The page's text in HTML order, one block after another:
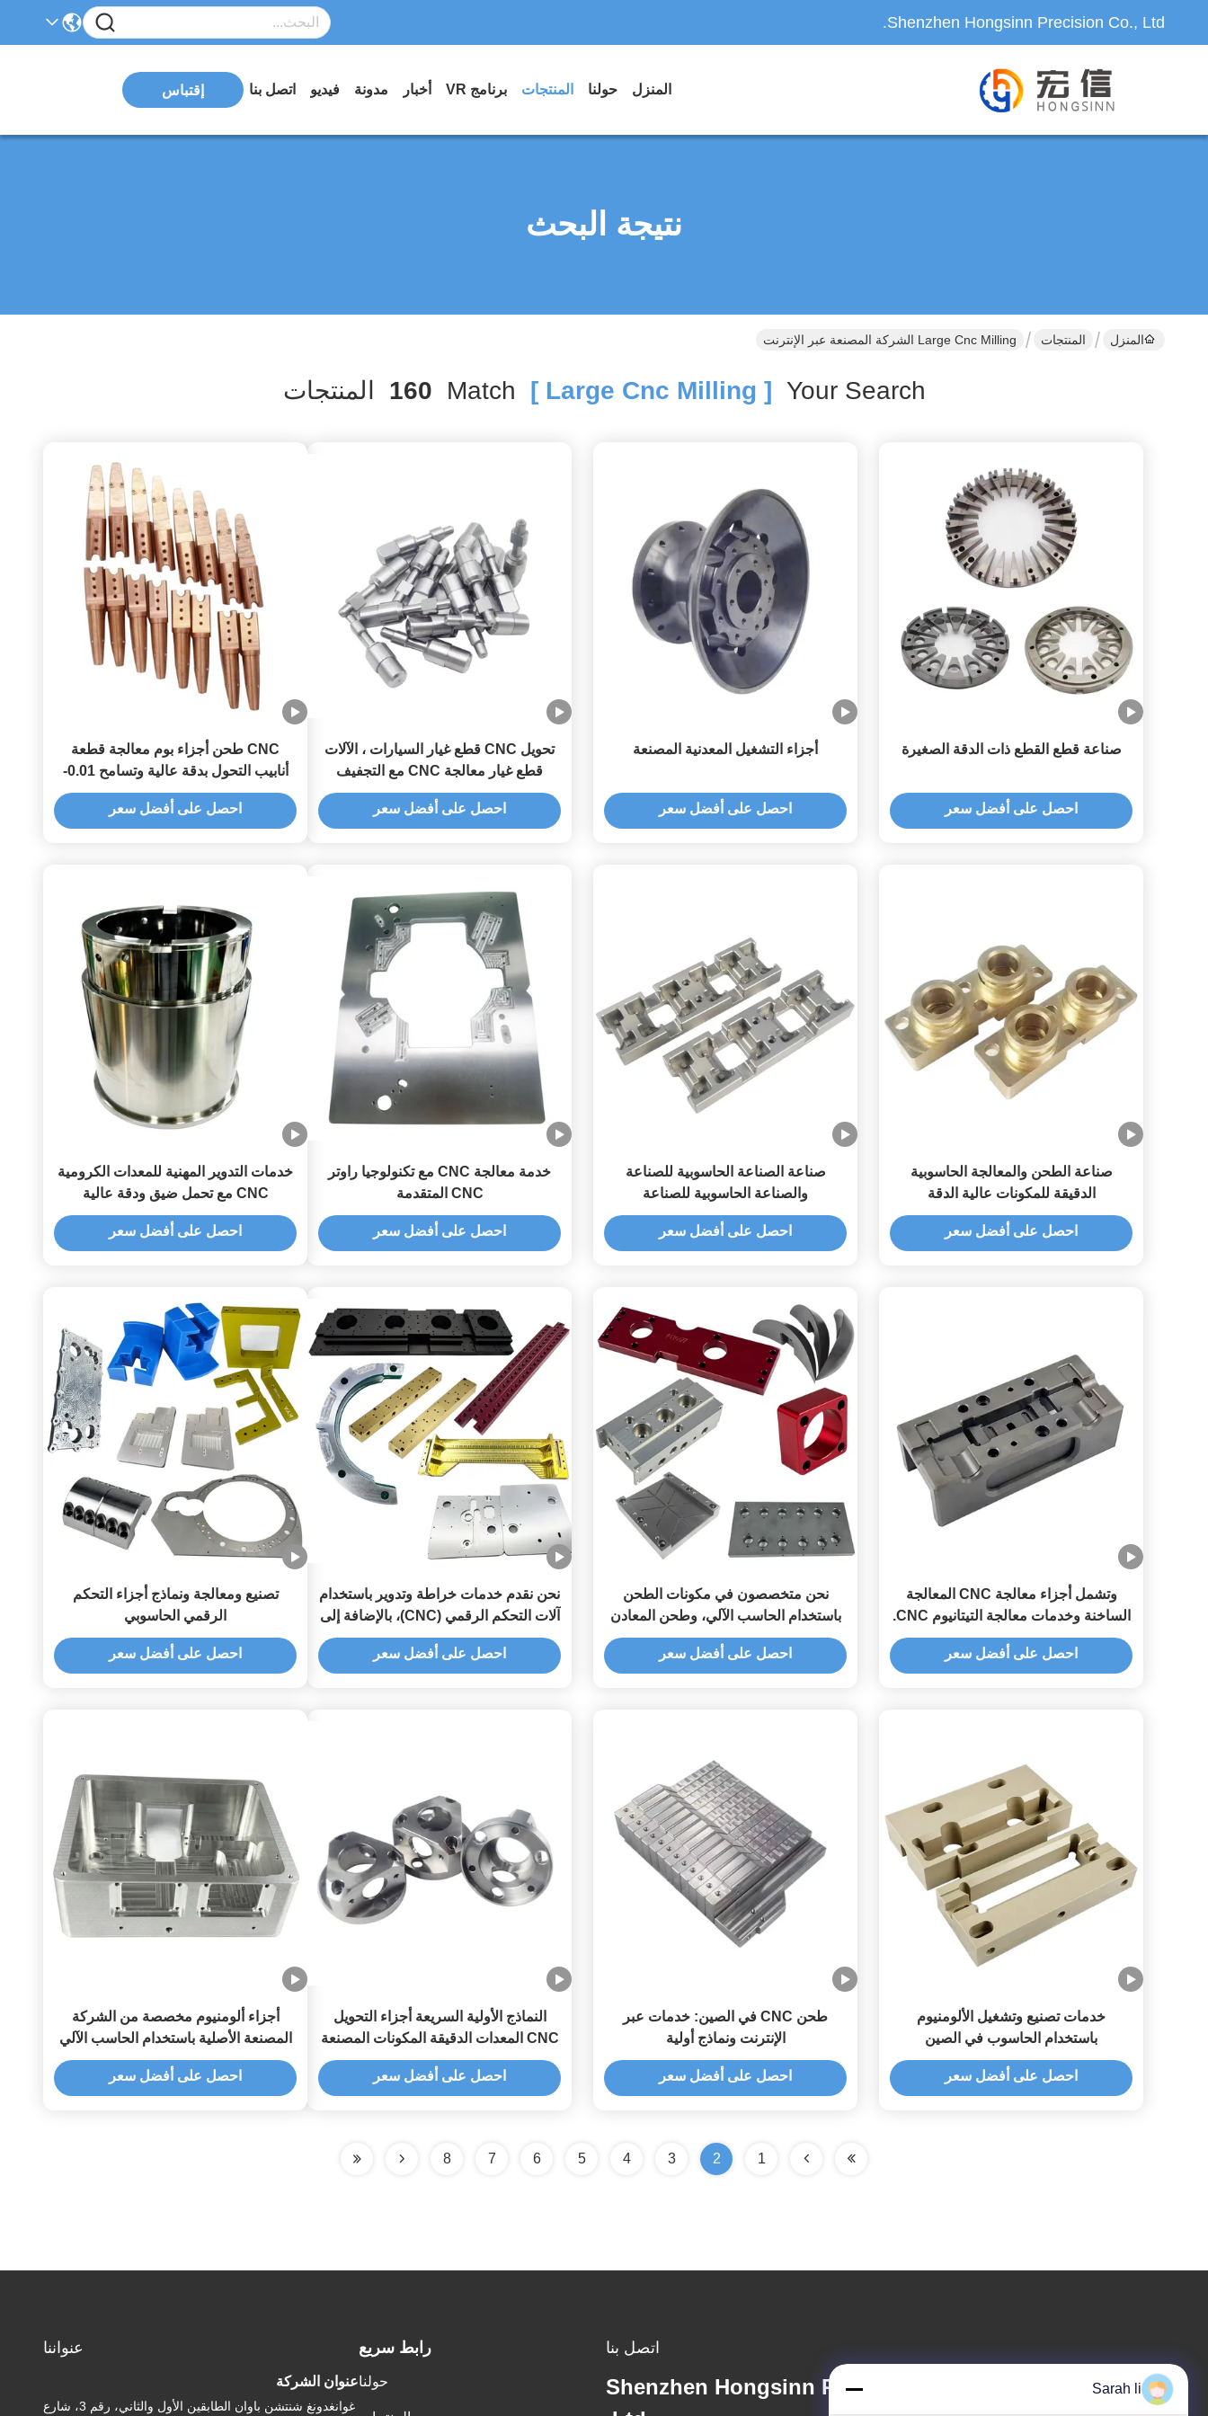
Shenzhen Hongsinn Precision Co., Ltd.
المنزل حولنا المنتجات برنامج VR أخبار مدونة فيديو اتصل بنا إقتباس
نتيجة البحث
المنزل المنتجات Large Cnc Milling الشركة المصنعة عبر الإنترنت
Your Search
[ Large Cnc Milling ]
160 المنتجات
صناعة قطع القطع ذات الدقة الصغيرة
احصل على أفضل سعر
أجزاء التشغيل المعدنية المصنعة
احصل على أفضل سعر
تحويل CNC قطع غيار السيارات ، الآلات
قطع غيار معالجة CNC مع التجفيف
احصل على أفضل سعر
CNC طحن أجزاء بوم معالجة قطعة
أنابيب التحول بدقة عالية وتسامح 0.01-
0.005mm
احصل على أفضل سعر
صناعة الطحن والمعالجة الحاسوبية
الدقيقة للمكونات عالية الدقة
احصل على أفضل سعر
صناعة الصناعة الحاسوبية للصناعة
والصناعة الحاسوبية للصناعة
احصل على أفضل سعر
خدمة معالجة CNC مع تكنولوجيا راوتر
CNC المتقدمة
احصل على أفضل سعر
خدمات التدوير المهنية للمعدات الكرومية
CNC مع تحمل ضيق ودقة عالية
احصل على أفضل سعر
وتشمل أجزاء معالجة CNC المعالجة
الساخنة وخدمات معالجة التيتانيوم CNC.
احصل على أفضل سعر
نحن متخصصون في مكونات الطحن
باستخدام الحاسب الآلي، وطحن المعادن
باستخدام الحاسب الآلي، وخدمات النماذج
الأولية السريعة لحلول التصنيع الدقيقة.
احصل على أفضل سعر
نحن نقدم خدمات خراطة وتدوير باستخدام
آلات التحكم الرقمي (CNC)، بالإضافة إلى
مجموعة من مشاريع التفريز باستخدام
آلات التحكم الرقمي (CNC) للتصنيعاحصل على أفضل سعر
تصنيع ومعالجة ونماذج أجزاء التحكم
الرقمي الحاسوبي
احصل على أفضل سعر
خدمات تصنيع وتشغيل الألومنيوم
باستخدام الحاسوب في الصين
احصل على أفضل سعر
طحن CNC في الصين: خدمات عبر
الإنترنت ونماذج أولية
احصل على أفضل سعر
النماذج الأولية السريعة أجزاء التحويل
CNC المعدات الدقيقة المكونات المصنعة
حسب الطلب مع عملية التحويل CNC
احصل على أفضل سعر
أجزاء ألومنيوم مخصصة من الشركة
المصنعة الأصلية باستخدام الحاسب الآلي
(CNC) تم إنشاؤها عن طريق التشغيل
باستخدام الحاسب الآلي وعملية إزالة
احصل على أفضل سعر
1
2
3
4
5
6
7
8
اتصل بنا
Shenzhen Hongsinn Precision Co.,
رابط سريع
حولنا
عنواننا
عنوان الشركة
غوانغدونغ شنتشن باوان الطابقين الأول والثاني، رقم 3، شارع
Sarah li